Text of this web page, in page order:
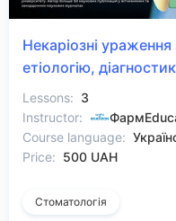
Некаріозні
етіологію,
Lessons: 3
Instructor:
Course language:
Price: 500 UAH
Стоматологія